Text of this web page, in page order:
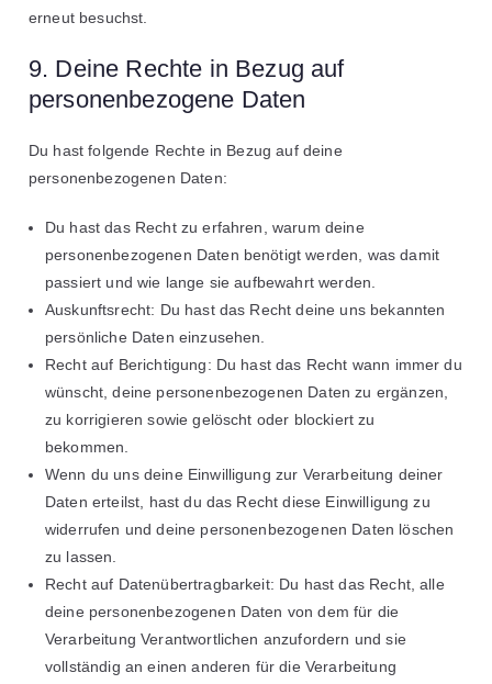
erneut besuchst.
9. Deine Rechte in Bezug auf
personenbezogene Daten
Du hast folgende Rechte in Bezug auf deine
personenbezogenen Daten:
Du hast das Recht zu erfahren, warum deine
personenbezogenen Daten benötigt werden, was damit
passiert und wie lange sie aufbewahrt werden.
Auskunftsrecht: Du hast das Recht deine uns bekannten
persönliche Daten einzusehen.
Recht auf Berichtigung: Du hast das Recht wann immer du
wünscht, deine personenbezogenen Daten zu ergänzen,
zu korrigieren sowie gelöscht oder blockiert zu
bekommen.
Wenn du uns deine Einwilligung zur Verarbeitung deiner
Daten erteilst, hast du das Recht diese Einwilligung zu
widerrufen und deine personenbezogenen Daten löschen
zu lassen.
Recht auf Datenübertragbarkeit: Du hast das Recht, alle
deine personenbezogenen Daten von dem für die
Verarbeitung Verantwortlichen anzufordern und sie
vollständig an einen anderen für die Verarbeitung